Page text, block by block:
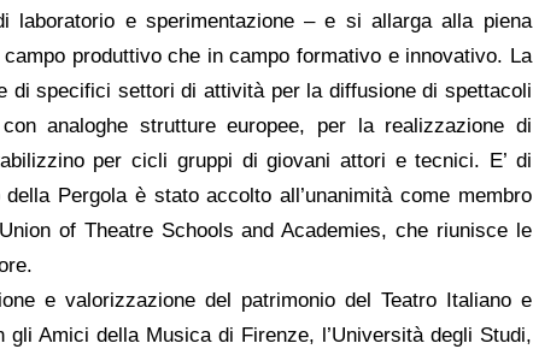
laboratorio e sperimentazione – e si allarga alla piena
produttivo che in campo formativo e innovativo. La
di specifici settori di attività per la diffusione di spettacoli
analoghe strutture europee, per la realizzazione di
per cicli gruppi di giovani attori e tecnici. E’ di
Pergola è stato accolto all’unanimità come membro
of Theatre Schools and Academies, che riunisce le
e valorizzazione del patrimonio del Teatro Italiano e
Amici della Musica di Firenze, l’Università degli Studi,